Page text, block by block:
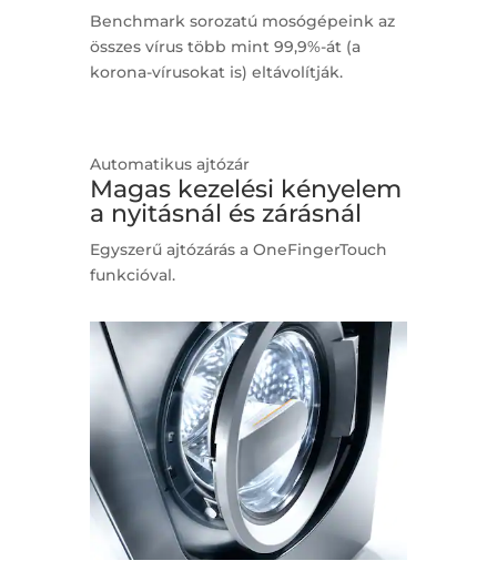
Benchmark sorozatú mosógépeink az
összes vírus több mint 99,9%-át(a
korona-vírusokat is) eltávolítják.
Automatikus ajtózár
Magas kezelési kényelem
a nyitásnál és zárásnál
Egyszerű ajtózárás a OneFingerTouch
funkcióval.